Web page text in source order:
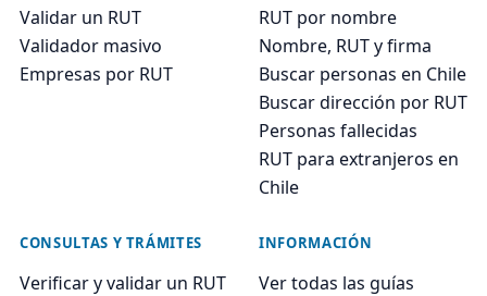
Validar un RUT
Validador masivo
Empresas por RUT
RUT por nombre
Nombre, RUT y firma
Buscar personas en Chile
Buscar dirección por RUT
Personas fallecidas
RUT para extranjeros en
Chile
CONSULTAS Y TRÁMITES
Verificar y validar un RUT
INFORMACIÓN
Ver todas las guías